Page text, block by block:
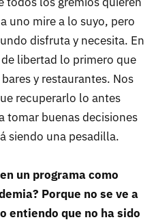
uno mire a lo suyo, pero
disfruta y necesita. En
libertad lo primero que
y restaurantes. Nos
recuperarlo lo antes
tomar buenas decisiones
siendo una pesadilla.
un programa como
Porque no se ve a
entiendo que no ha sido